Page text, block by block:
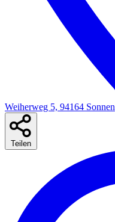
Weiherweg 5, 94164 Sonnen
Teilen